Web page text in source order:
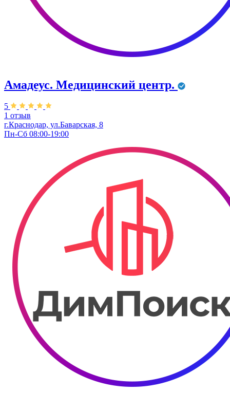
Амадеус. Медицинский центр.
5
1 отзыв
г.Краснодар, ул.Баварская, 8
Пн-Сб 08:00-19:00